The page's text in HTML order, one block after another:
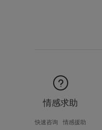
情感求助
快速咨询 情感援助